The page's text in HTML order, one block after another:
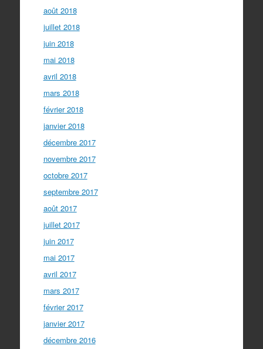
août 2018
juillet 2018
juin 2018
mai 2018
avril 2018
mars 2018
février 2018
janvier 2018
décembre 2017
novembre 2017
octobre 2017
septembre 2017
août 2017
juillet 2017
juin 2017
mai 2017
avril 2017
mars 2017
février 2017
janvier 2017
décembre 2016